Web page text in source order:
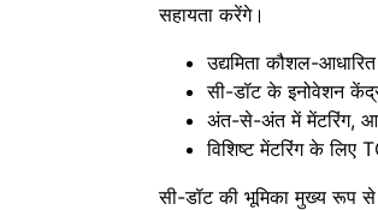
सहायता करेंगे।
उद्यमिता कौशल-
सी-डॉट के इनोवेशन
अंत-से-अंत में मेंटरिंग,
विशिष्ट मेंटरिंग के
सी-डॉट की भूमिका मुख्य रूप से